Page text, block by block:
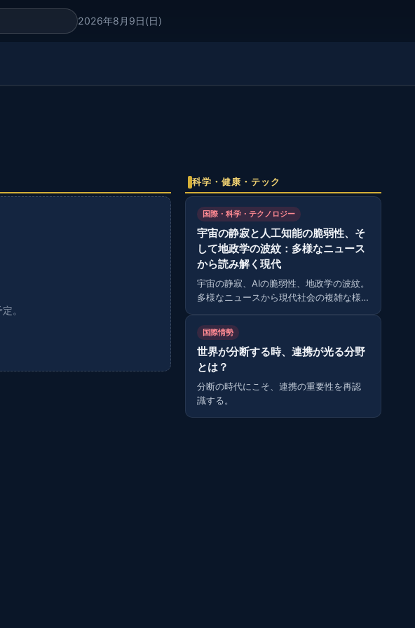
2026年8月9日(日)
。
科学・健康・テック
国際・科学・テクノロジー
宇宙の静寂と人工知能の脆弱性、そ
して地政学の波紋：多様なニュース
から読み解く現代
宇宙の静寂、AIの脆弱性、地政学の波紋。
多様なニュースから現代社会の複雑な様
国際情勢
世界が分断する時、連携が光る分野
とは？
分断の時代にこそ、連携の重要性を再認
識する。